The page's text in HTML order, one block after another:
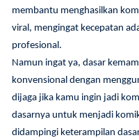
membantu menghasilkan
viral, mengingat kecepatan
profesional.
Namun ingat ya, dasar
konvensional dengan
dijaga jika kamu ingin jadi
dasarnya untuk menjadi
didampingi keterampilan